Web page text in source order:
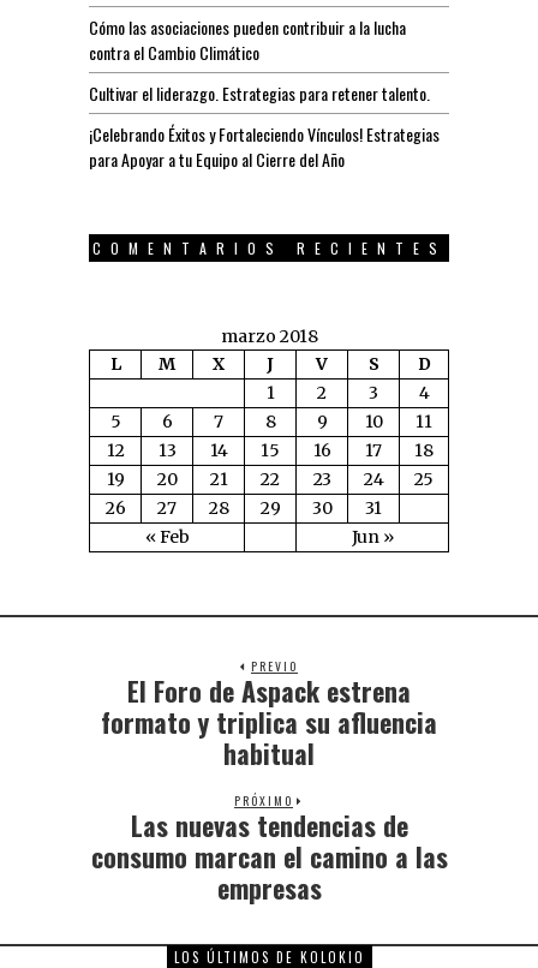
Cómo las asociaciones pueden contribuir a la lucha
contra el Cambio Climático
Cultivar el liderazgo. Estrategias para retener talento.
¡Celebrando Éxitos y Fortaleciendo Vínculos! Estrategias
para Apoyar a tu Equipo al Cierre del Año
COMENTARIOS RECIENTES
marzo 2018
L
M X J V S D
« Feb Jun »
1 2 3
4
5
6 7 8 9 10
11
12
13 14 15 16 17
18
19
20 21 22 23 24
25
26
27 28 29 30 31
PREVIO
El Foro de Aspack estrena
formato y triplica su afluencia
habitual
PRÓXIMO
Las nuevas tendencias de
consumo marcan el camino a las
empresas
LOS ÚLTIMOS DE KOLOKIO